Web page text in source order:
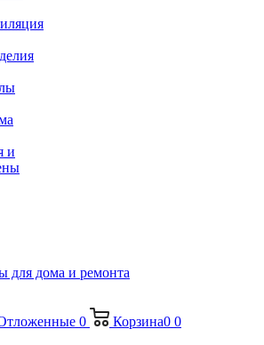
и
0 Корзина0 0